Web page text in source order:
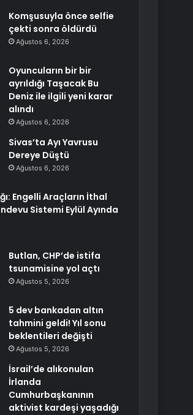
Komşusuyla önce selfie
çekti sonra öldürdü
Ağustos 6, 2026
Oyuncuların bir bir
ayrıldığı Taşacak Bu
Deniz ile ilgili yeni karar
alındı
Ağustos 6, 2026
Sivas’ta Ayı Yavrusu
Dereye Düştü
Ağustos 6, 2026
Engelli Araçların İthal
Sistemi Eylül Ayında
Butlan, CHP’de istifa
tsunamisine yol açtı
Ağustos 5, 2026
5 dev bankadan altın
tahmini geldi! Yıl sonu
beklentileri değişti
Ağustos 5, 2026
İsrail’de alıkonulan
İrlanda
Cumhurbaşkanının
aktivist kardeşi yaşadığı